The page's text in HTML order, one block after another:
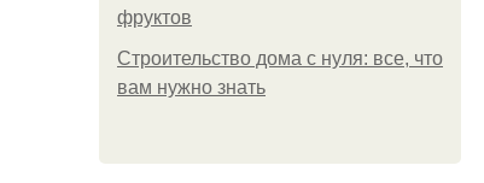
фруктов
Строительство дома с нуля: все, что
вам нужно знать